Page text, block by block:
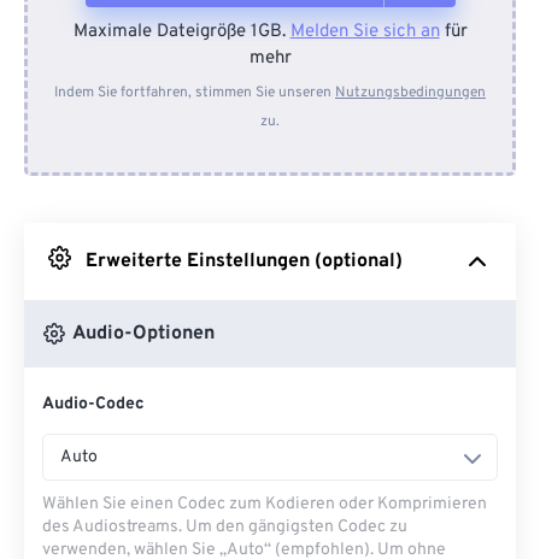
Vom Gerät
Von Dropbox
Maximale Dateigröße 1GB.Melden Sie sich anfür
mehr
Indem Sie fortfahren, stimmen Sie unseren Nutzungsbedingungen
zu.
Erweiterte Einstellungen (optional)
Audio-Optionen
Audio-Codec
Auto
Wählen Sie einen Codec zum Kodieren oder Komprimieren
des Audiostreams. Um den gängigsten Codec zu
verwenden, wählen Sie „Auto“ (empfohlen). Um ohne